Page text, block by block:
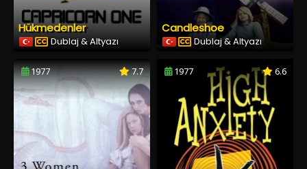
Hükmedenler
Dublaj & Altyazı
Candleshoe
Dublaj & Altyazı
1977 7.7 1977 6.6